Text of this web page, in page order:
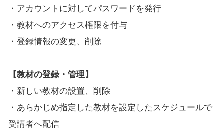
・アカウントに対してパスワードを発行
・教材へのアクセス権限を付与
・登録情報の変更、削除
【教材の登録・管理】
・新しい教材の設置、削除
・あらかじめ指定した教材を設定したスケジュールで
受講者へ配信